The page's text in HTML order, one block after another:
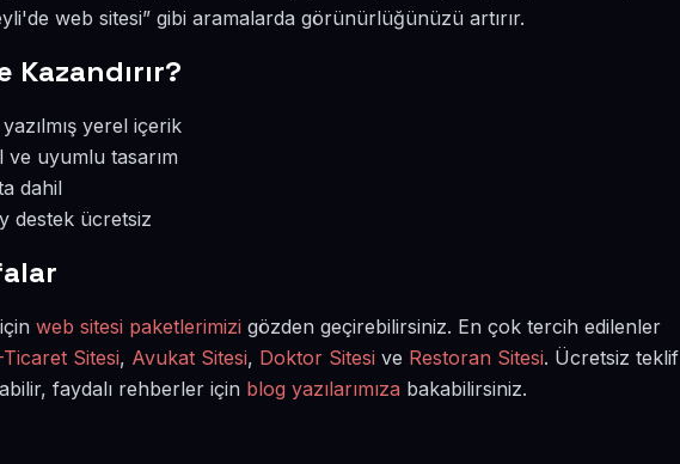
web sitesi” gibi aramalarda görünürlüğünüzü artırır.
Kazandırır?
yerel içerik
ve uyumlu tasarım
dahil
destek ücretsiz
web sitesi paketlerimizi gözden geçirebilirsiniz. En çok tercih edilenler
Ticaret Sitesi, Avukat Sitesi, Doktor Sitesi ve Restoran Sitesi. Ücretsiz teklif
faydalı rehberler için blog yazılarımıza bakabilirsiniz.